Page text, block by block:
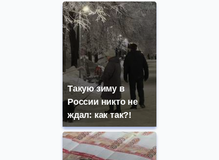
Такую зиму в
России никто не
ждал: как так?!